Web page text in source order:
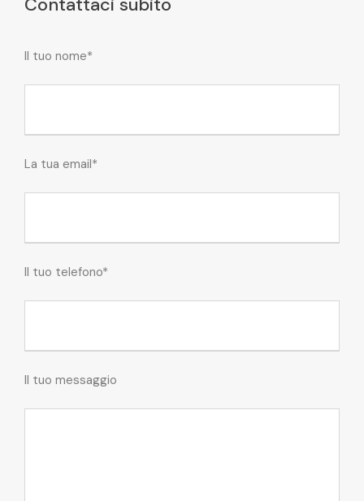
Il tuo nome*
La tua email*
Il tuo telefono*
Il tuo messaggio